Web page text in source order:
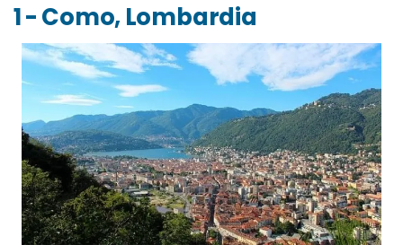
1 - Como, Lombardia